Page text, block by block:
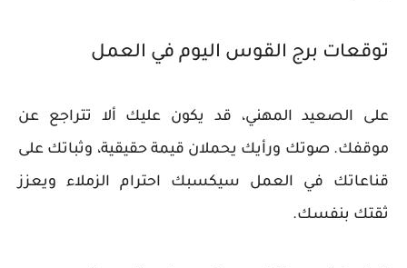
توقعات برج القوس اليوم في العمل
على الصعيد المهني، قد يكون عليك ألا تتراجع عن
موقفك. صوتك ورأيك يحملان قيمة حقيقية، وثباتك على
قناعاتك في العمل سيكسبك احترام الزملاء ويعزز
ثقتك بنفسك.